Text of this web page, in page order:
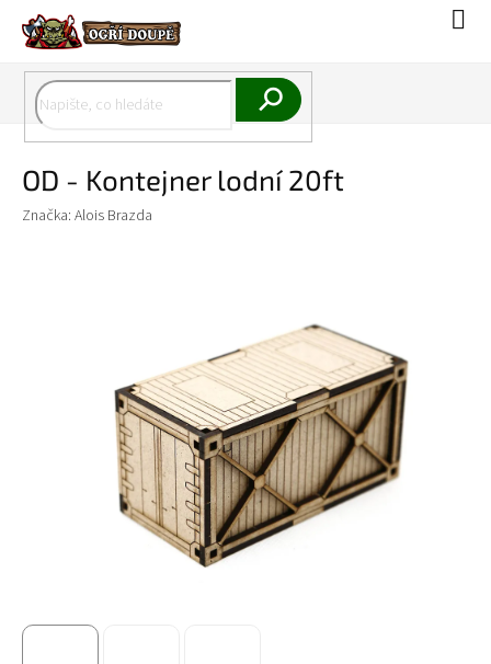
obsah
OD - Kontejner lodní 20ft
Značka: Alois Brazda